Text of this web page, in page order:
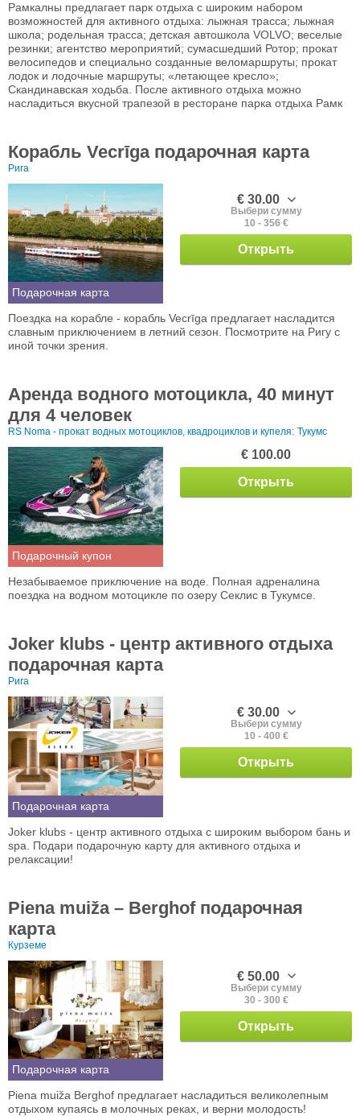
Рамкалны предлагает парк отдыха с широким набором
возможностей для активного отдыха: лыжная трасса; лыжная
школа; родельная трасса; детская автошкола VOLVO; веселые
резинки; агентство мероприятий; сумасшедший Ротор; прокат
велосипедов и специально созданные веломаршруты; прокат
лодок и лодочные маршруты; «летающее кресло»;
Скандинавская ходьба. После активного отдыха можно
насладиться вкусной трапезой в ресторане парка отдыха Рамк
Корабль Vecrīga подарочная карта
Рига
Подарочная карта
€ 30.00
Выбери сумму
10 - 356 €
Открыть
Поездка на корабле - корабль Vecrīga предлагает насладится
славным приключением в летний сезон. Посмотрите на Ригу с
иной точки зрения.
Аренда водного мотоцикла, 40 минут
для 4 человек
RS Noma - прокат водных мотоциклов, квадроциклов и купеля: Тукумс
Подарочный купон
€ 100.00
Открыть
Незабываемое приключение на воде. Полная адреналина
поездка на водном мотоцикле по озеру Секлис в Тукумсе.
Joker klubs - центр активного отдыха
подарочная карта
Рига
Подарочная карта
€ 30.00
Выбери сумму
10 - 400 €
Открыть
Joker klubs - центр активного отдыха с широким выбором бань и
spa. Подари подарочную карту для активного отдыха и
релаксации!
Piena muiža – Berghof подарочная
карта
Курземе
Подарочная карта
€ 50.00
Выбери сумму
30 - 300 €
Открыть
Piena muiža Berghof предлагает насладиться великолепным
отдыхом купаясь в молочных реках, и верни молодость!